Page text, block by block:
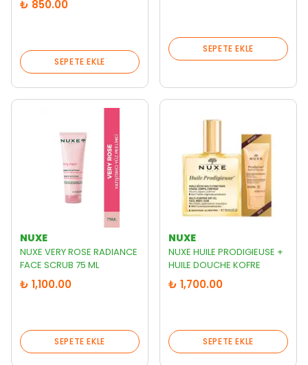
₺ 850.00
SEPETE EKLE
SEPETE EKLE
NUXE
NUXE VERY ROSE RADIANCE
FACE SCRUB 75 ML
₺ 1,100.00
SEPETE EKLE
NUXE
NUXE HUILE PRODIGIEUSE +
HUILE DOUCHE KOFRE
₺ 1,700.00
SEPETE EKLE